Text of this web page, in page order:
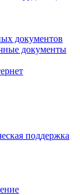
документов
документы
поддержка